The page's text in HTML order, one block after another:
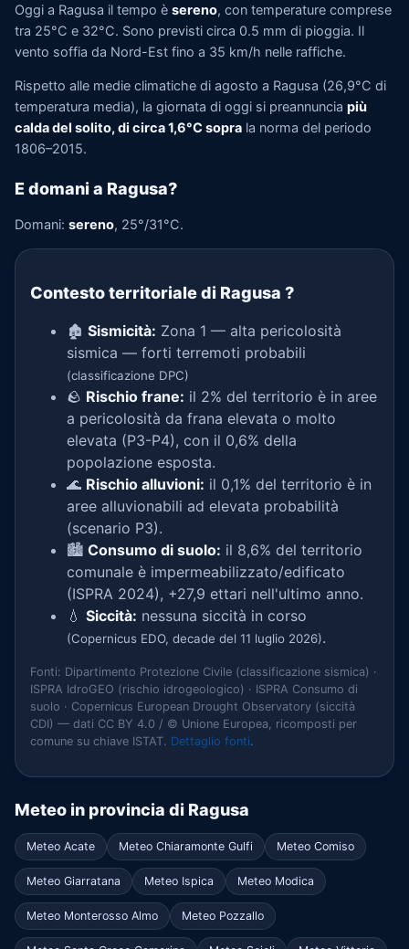
Oggi a Ragusa il tempo è sereno, con temperature comprese
tra 25°C e 32°C. Sono previsti circa 0.5 mm di pioggia. Il
vento soffia da Nord-Est fino a 35 km/h nelle raffiche.
Rispetto alle medie climatiche di agosto a Ragusa (26,9°C di
temperatura media), la giornata di oggi si preannuncia più
calda del solito, di circa 1,6°C sopra la norma del periodo
1806–2015.
E domani a Ragusa?
Domani: sereno, 25°/31°C.
Contesto territoriale di Ragusa ?
🏚️ Sismicità: Zona 1 — alta pericolosità
sismica — forti terremoti probabili
(classificazione DPC)
🪨 Rischio frane: il 2% del territorio è in aree
a pericolosità da frana elevata o molto
elevata (P3-P4), con il 0,6% della
popolazione esposta.
🌊 Rischio alluvioni: il 0,1% del territorio è in
aree alluvionabili ad elevata probabilità
(scenario P3).
🏙️ Consumo di suolo: il 8,6% del territorio
comunale è impermeabilizzato/edificato
(ISPRA 2024), +27,9 ettari nell'ultimo anno.
💧 Siccità: nessuna siccità in corso
(Copernicus EDO, decade del 11 luglio 2026).
Fonti: Dipartimento Protezione Civile (classificazione sismica) ·
ISPRA IdroGEO (rischio idrogeologico) · ISPRA Consumo di
suolo · Copernicus European Drought Observatory (siccità
CDI) — dati CC BY 4.0 / © Unione Europea, ricomposti per
comune su chiave ISTAT. Dettaglio fonti.
Meteo in provincia di Ragusa
Meteo Acate Meteo Chiaramonte Gulfi Meteo Comiso
Meteo Giarratana Meteo Ispica Meteo Modica
Meteo Monterosso Almo Meteo Pozzallo